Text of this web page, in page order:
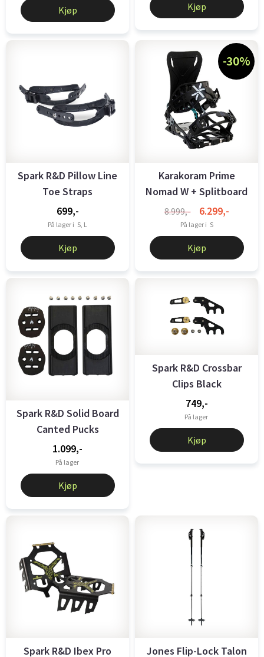
Kjøp Kjøp
Spark R&D Pillow Line
Toe Straps
699,-
På lager i S, L
Kjøp
-30%
Karakoram Prime
Nomad W + Splitboard
Interface ...
8.999,- 6.299,-
På lager i S
Kjøp
Spark R&D Solid Board
Canted Pucks
1.099,-
På lager
Kjøp
Spark R&D Crossbar
Clips Black
749,-
På lager
Kjøp
Spark R&D Ibex Pro Jones Flip-Lock Talon